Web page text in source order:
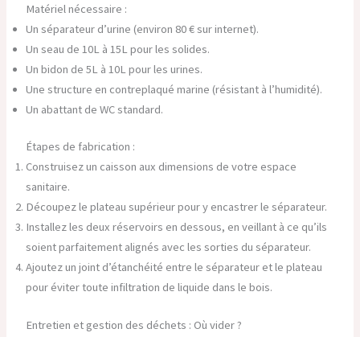
Matériel nécessaire :
Un séparateur d’urine (environ 80 € sur internet).
Un seau de 10L à 15L pour les solides.
Un bidon de 5L à 10L pour les urines.
Une structure en contreplaqué marine (résistant à l’humidité).
Un abattant de WC standard.
Étapes de fabrication :
Construisez un caisson aux dimensions de votre espace
sanitaire.
Découpez le plateau supérieur pour y encastrer le séparateur.
Installez les deux réservoirs en dessous, en veillant à ce qu’ils
soient parfaitement alignés avec les sorties du séparateur.
Ajoutez un joint d’étanchéité entre le séparateur et le plateau
pour éviter toute infiltration de liquide dans le bois.
Entretien et gestion des déchets : Où vider ?